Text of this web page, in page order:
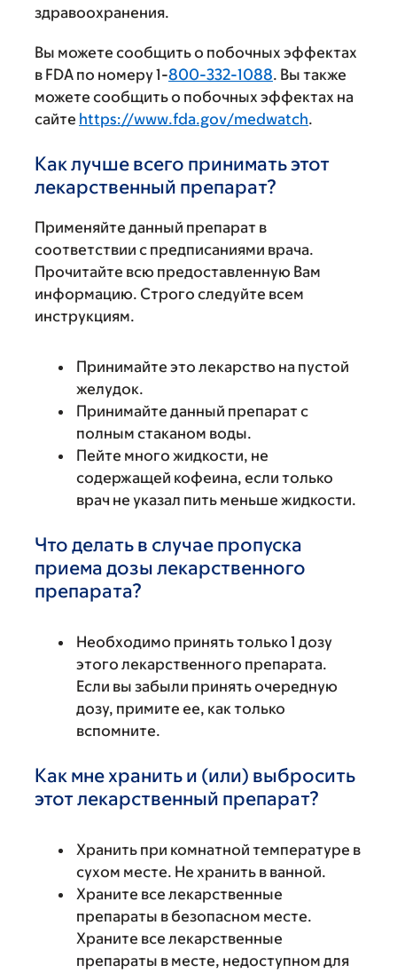
здравоохранения.
Вы можете сообщить о побочных эффектах
в FDA по номеру 1-800-332-1088. Вы также
можете сообщить о побочных эффектах на
сайте https://www.fda.gov/medwatch.
Как лучше всего принимать этот
лекарственный препарат?
Применяйте данный препарат в
соответствии с предписаниями врача.
Прочитайте всю предоставленную Вам
информацию. Строго следуйте всем
инструкциям.
Принимайте это лекарство на пустой
желудок.
Принимайте данный препарат с
полным стаканом воды.
Пейте много жидкости, не
содержащей кофеина, если только
врач не указал пить меньше жидкости.
Что делать в случае пропуска
приема дозы лекарственного
препарата?
Необходимо принять только 1 дозу
этого лекарственного препарата.
Если вы забыли принять очередную
дозу, примите ее, как только
вспомните.
Как мне хранить и (или) выбросить
этот лекарственный препарат?
Хранить при комнатной температуре в
сухом месте. Не хранить в ванной.
Храните все лекарственные
препараты в безопасном месте.
Храните все лекарственные
препараты в месте, недоступном для